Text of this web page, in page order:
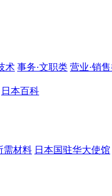
术 事务·文职类 营业·销
日本百科
需材料 日本国驻华大使馆